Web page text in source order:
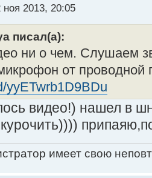
ноя 2013, 20:05
писал(а):
ни о чем. Слушаем
от проводной
yyETwrb1D9BDu
видео!) нашел в
курочить))))
имеет свою